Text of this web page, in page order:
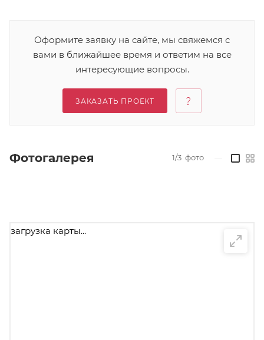
Оформите заявку на сайте, мы свяжемся с
вами в ближайшее время и ответим на все
интересующие вопросы.
ЗАКАЗАТЬ ПРОЕКТ
Фотогалерея 1/3 фото
загрузка карты...